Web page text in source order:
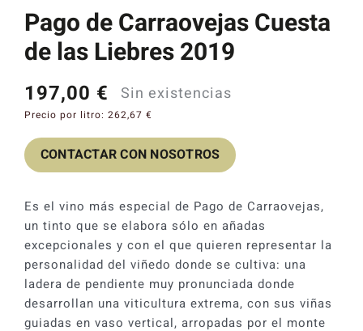
Pago de Carraovejas Cuesta
de las Liebres 2019
197,00 € Sin existencias
Precio por litro: 262,67 €
CONTACTAR CON NOSOTROS
Es el vino más especial de Pago de Carraovejas,
un tinto que se elabora sólo en añadas
excepcionales y con el que quieren representar la
personalidad del viñedo donde se cultiva: una
ladera de pendiente muy pronunciada donde
desarrollan una viticultura extrema, con sus viñas
guiadas en vaso vertical, arropadas por el monte